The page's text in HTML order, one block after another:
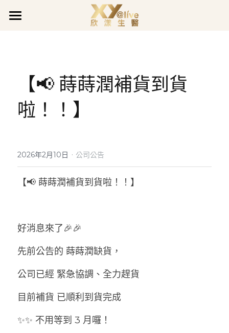
品質堅持
企業沿革
獲獎肯定
企業活動
最新消息
最新公告
全系列產品
煥膚潤采
豐盈亮澤
活力充沛專欄
魅力煥顏專欄
會員專區
會員登入
LINE@客服
【📢 蒔蒔潤補貨到貨
啦！！】
2026年2月10日 · 公司公告
【📢 蒔蒔潤補貨到貨啦！！】
好消息來了🎉🎉
先前公告的 蒔蒔潤缺貨，
公司已經 緊急協調、全力趕貨
目前補貨 已順利到貨完成
✨✨ 不用等到 3 月囉！